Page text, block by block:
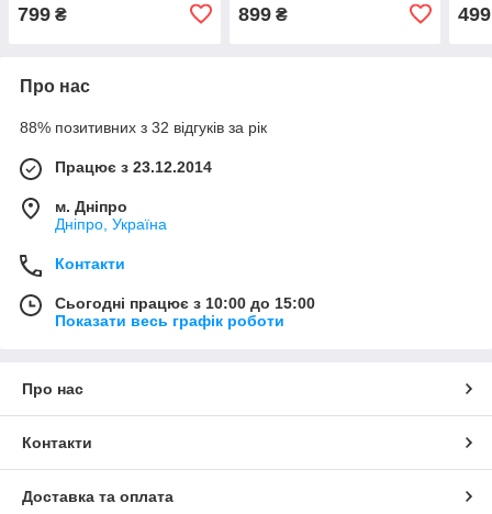
799 ₴ 899₴ 499
Про нас
88% позитивних з 32 відгуків за рік
Працює з 23.12.2014
м. Дніпро
Дніпро, Україна
Контакти
Сьогодні працює з 10:00 до 15:00
Показати весь графік роботи
Про нас
Контакти
Доставка та оплата